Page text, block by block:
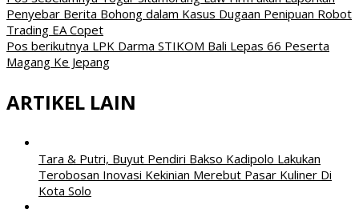
Penyebar Berita Bohong dalam Kasus Dugaan Penipuan Robot
Trading EA Copet
Pos berikutnya LPK Darma STIKOM Bali Lepas 66 Peserta
Magang Ke Jepang
ARTIKEL LAIN
Tara & Putri, Buyut Pendiri Bakso Kadipolo Lakukan
Terobosan Inovasi Kekinian Merebut Pasar Kuliner Di
Kota Solo